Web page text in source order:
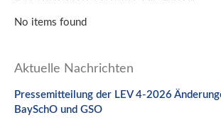
No items found
Aktuelle Nachrichten
Pressemitteilung der LEV 4-2026
BaySchO und GSO